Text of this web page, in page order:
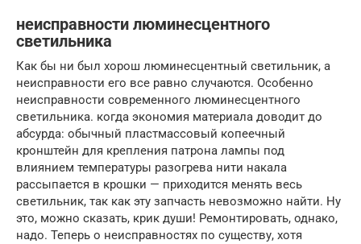
неисправности люминесцентного
светильника
Как бы ни был хорош люминесцентный светильник, а
неисправности его все равно случаются. Особенно
неисправности современного люминесцентного
светильника. когда экономия материала доводит до
абсурда: обычный пластмассовый копеечный
кронштейн для крепления патрона лампы под
влиянием температуры разогрева нити накала
рассыпается в крошки — приходится менять весь
светильник, так как эту запчасть невозможно найти. Ну
это, можно сказать, крик души! Ремонтировать, однако,
надо. Теперь о неисправностях по существу, хотя